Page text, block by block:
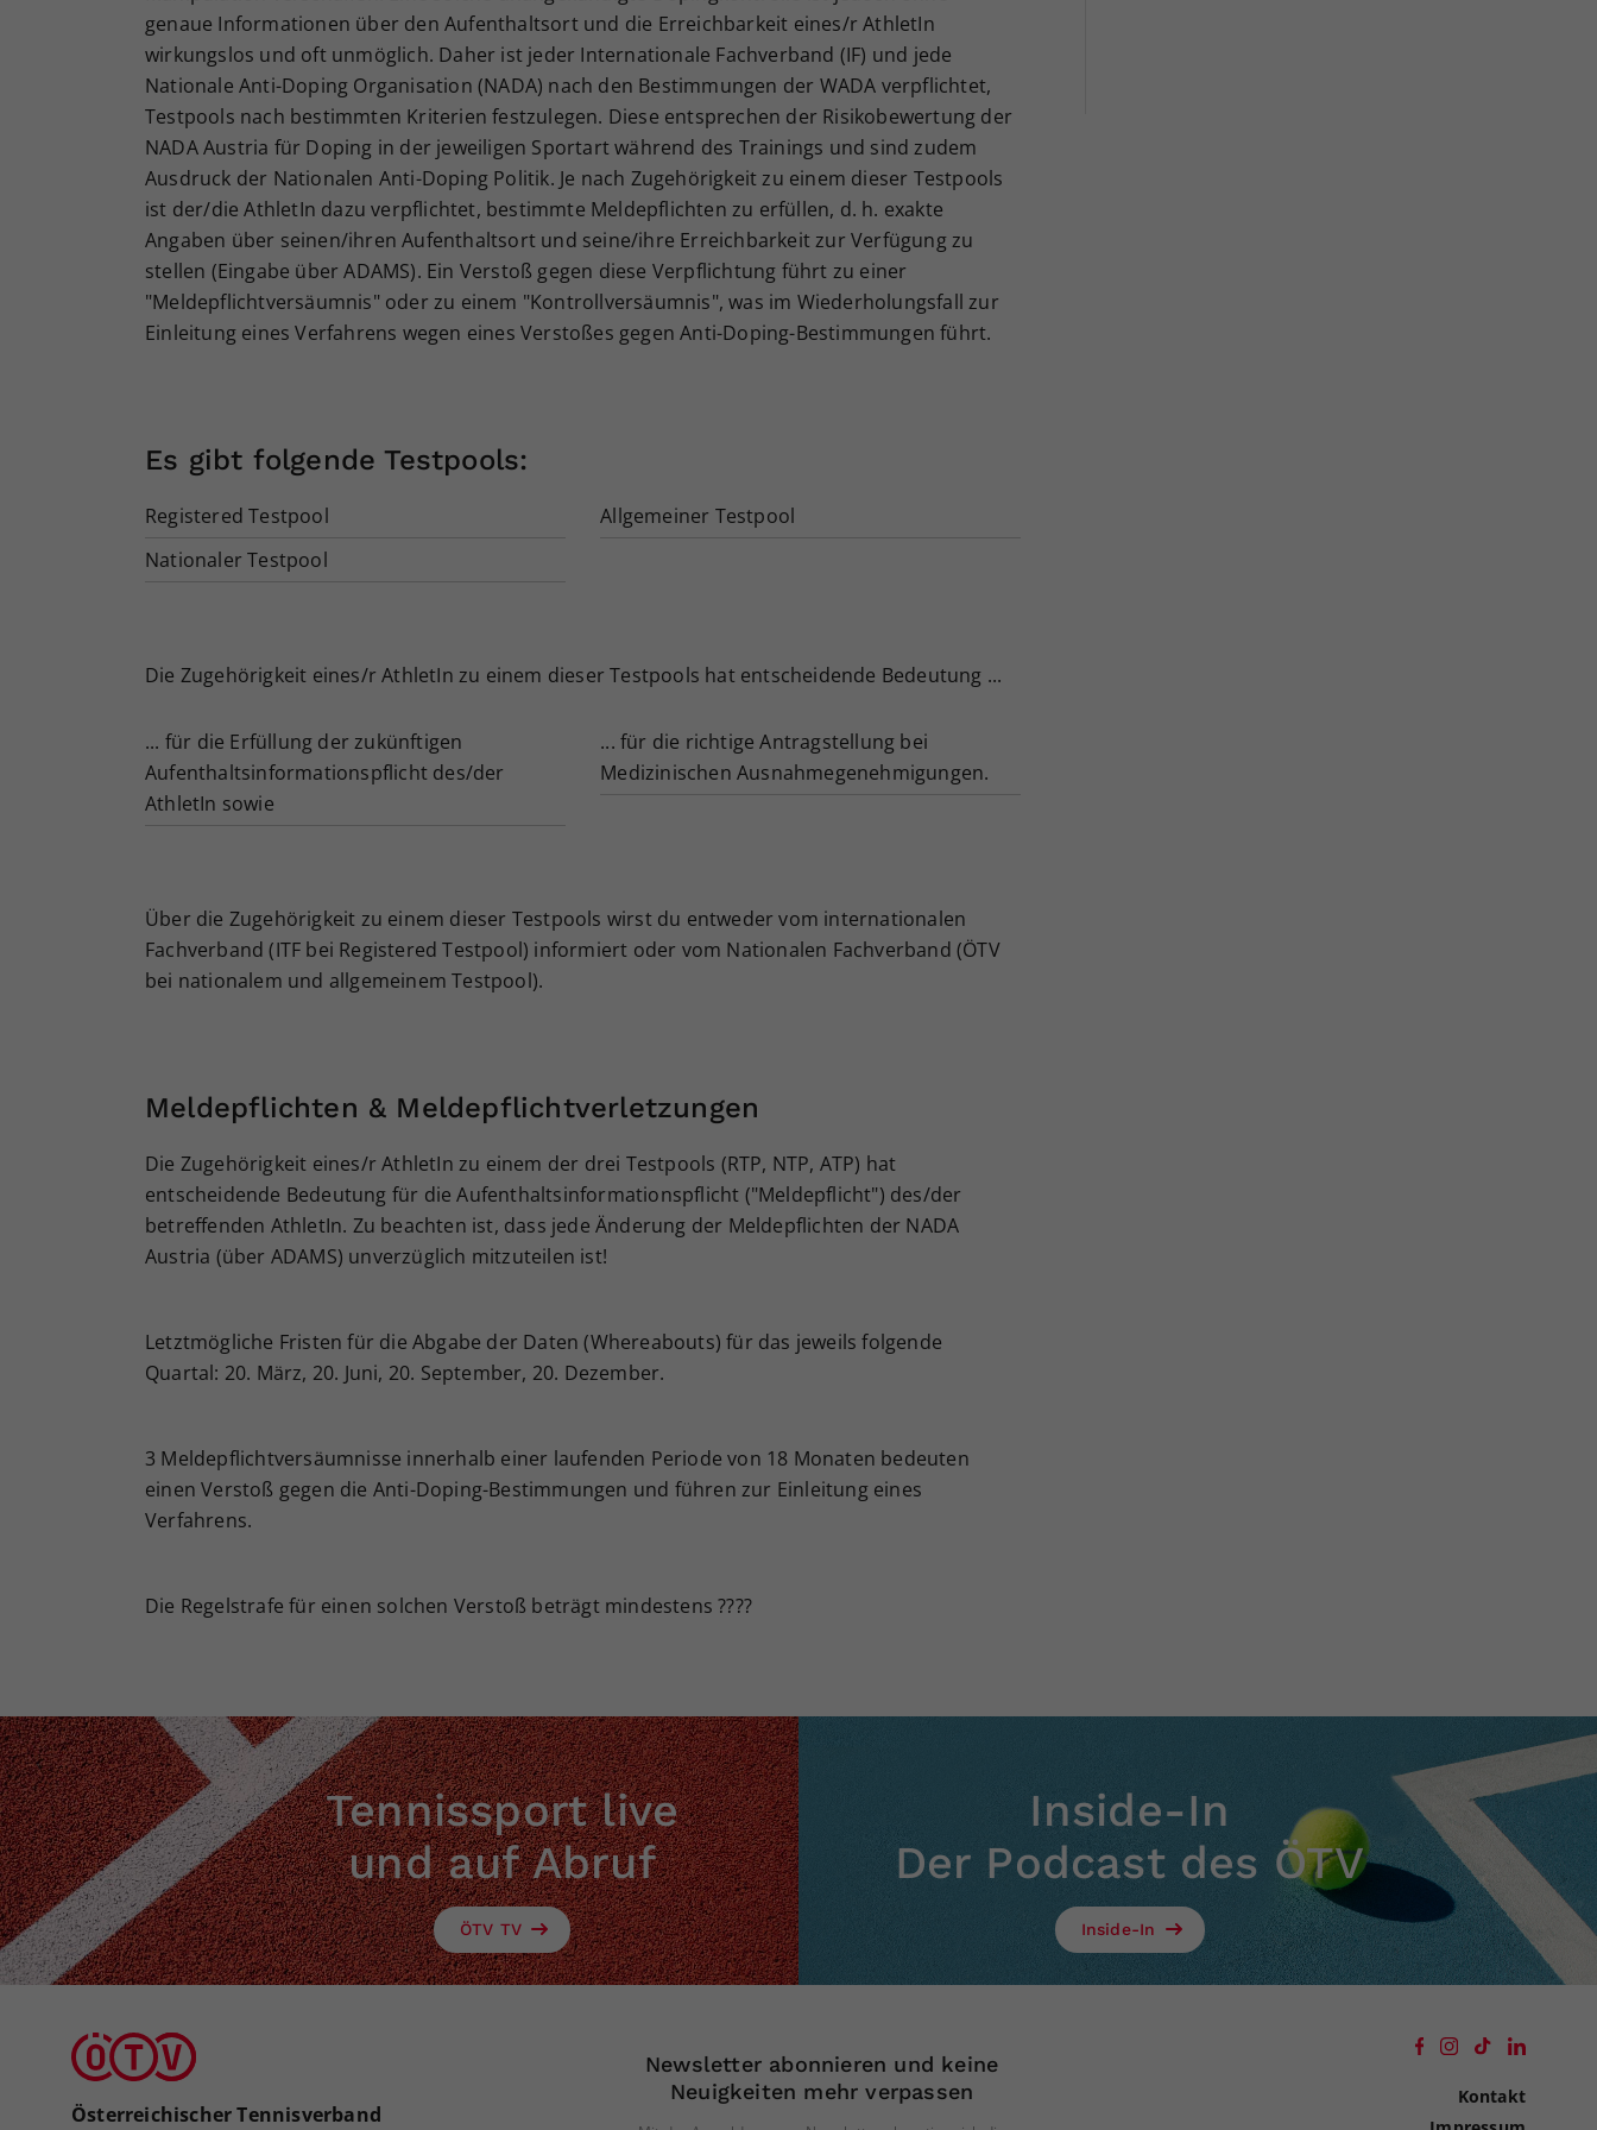
genaue Informationen über den Aufenthaltsort und die Erreichbarkeit eines/r AthletIn
wirkungslos und oft unmöglich. Daher ist jeder Internationale Fachverband (IF) und jede
Nationale Anti-Doping Organisation (NADA) nach den Bestimmungen der WADA verpflichtet,
Testpools nach bestimmten Kriterien festzulegen. Diese entsprechen der Risikobewertung der
NADA Austria für Doping in der jeweiligen Sportart während des Trainings und sind zudem
Ausdruck der Nationalen Anti-Doping Politik. Je nach Zugehörigkeit zu einem dieser Testpools
ist der/die AthletIn dazu verpflichtet, bestimmte Meldepflichten zu erfüllen, d. h. exakte
Angaben über seinen/ihren Aufenthaltsort und seine/ihre Erreichbarkeit zur Verfügung zu
stellen (Eingabe über ADAMS). Ein Verstoß gegen diese Verpflichtung führt zu einer
"Meldepflichtversäumnis" oder zu einem "Kontrollversäumnis", was im Wiederholungsfall zur
Einleitung eines Verfahrens wegen eines Verstoßes gegen Anti-Doping-Bestimmungen führt.
Es gibt folgende Testpools:
Registered Testpool
Nationaler Testpool
Allgemeiner Testpool
Die Zugehörigkeit eines/r AthletIn zu einem dieser Testpools hat entscheidende Bedeutung ...
... für die Erfüllung der zukünftigen
Aufenthaltsinformationspflicht des/der
AthletIn sowie
... für die richtige Antragstellung bei
Medizinischen Ausnahmegenehmigungen.
Über die Zugehörigkeit zu einem dieser Testpools wirst du entweder vom internationalen
Fachverband (ITF bei Registered Testpool) informiert oder vom Nationalen Fachverband (ÖTV
bei nationalem und allgemeinem Testpool).
Meldepflichten & Meldepflichtverletzungen
Die Zugehörigkeit eines/r AthletIn zu einem der drei Testpools (RTP, NTP, ATP) hat
entscheidende Bedeutung für die Aufenthaltsinformationspflicht ("Meldepflicht") des/der
betreffenden AthletIn. Zu beachten ist, dass jede Änderung der Meldepflichten der NADA
Austria (über ADAMS) unverzüglich mitzuteilen ist!
Letztmögliche Fristen für die Abgabe der Daten (Whereabouts) für das jeweils folgende
Quartal: 20. März, 20. Juni, 20. September, 20. Dezember.
3 Meldepflichtversäumnisse innerhalb einer laufenden Periode von 18 Monaten bedeuten
einen Verstoß gegen die Anti-Doping-Bestimmungen und führen zur Einleitung eines
Verfahrens.
Die Regelstrafe für einen solchen Verstoß beträgt mindestens ????
Tennissport live
und auf Abruf
ÖTV TV
Inside-In
Der Podcast des ÖTV
Inside-In
Österreichischer Tennisverband
Newsletter abonnieren und keine
Neuigkeiten mehr verpassen
Kontakt
Ihrer vorgenommen Einstellungen, falls der
Webseiten-Betreiber dies eingestellt hat.